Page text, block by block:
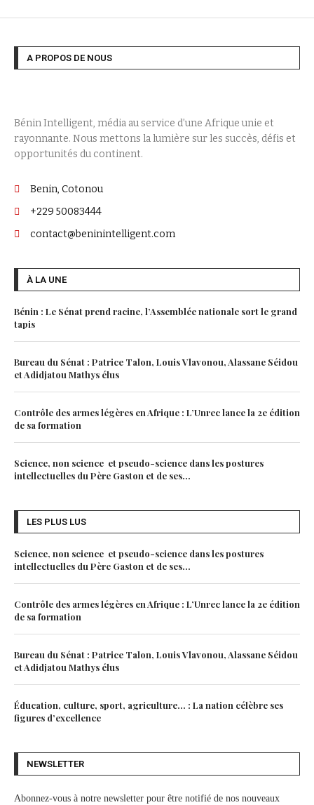
A PROPOS DE NOUS
Bénin Intelligent, média au service d’une Afrique unie et
rayonnante. Nous mettons la lumière sur les succès, défis et
opportunités du continent.
Benin, Cotonou
+229 50083444
contact@beninintelligent.com
À LA UNE
Bénin : Le Sénat prend racine, l’Assemblée nationale sort le grand
tapis
Bureau du Sénat : Patrice Talon, Louis Vlavonou, Alassane Séidou
et Adidjatou Mathys élus
Contrôle des armes légères en Afrique : L’Unrec lance la 2e édition
de sa formation
Science, non science et pseudo-science dans les postures
intellectuelles du Père Gaston et de ses...
LES PLUS LUS
Science, non science et pseudo-science dans les postures
intellectuelles du Père Gaston et de ses...
Contrôle des armes légères en Afrique : L’Unrec lance la 2e édition
de sa formation
Bureau du Sénat : Patrice Talon, Louis Vlavonou, Alassane Séidou
et Adidjatou Mathys élus
Éducation, culture, sport, agriculture… : La nation célèbre ses
figures d’excellence
NEWSLETTER
Abonnez-vous à notre newsletter pour être notifié de nos nouveaux